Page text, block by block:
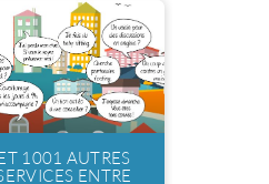
1001 AUTRES
ENTRE